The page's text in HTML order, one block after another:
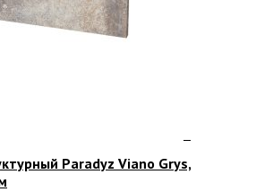
Paradyz Viano Grys,